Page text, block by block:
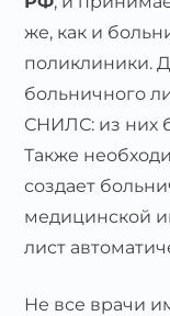
же, как и
поликлиники.
больничного
СНИЛС: из них
Также
создает
медицинской
лист
Не все врачи